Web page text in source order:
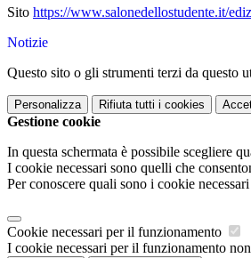
Sito https://www.salonedellostudente.it/
Notizie
Questo sito o gli strumenti terzi da questo
Personalizza Rifiuta tutti i cookies
Gestione cookie
In questa schermata è possibile scegliere
I cookie necessari sono quelli che
Per conoscere quali sono i cookie
Cookie necessari per il funzionamento
I cookie necessari per il funzionamento